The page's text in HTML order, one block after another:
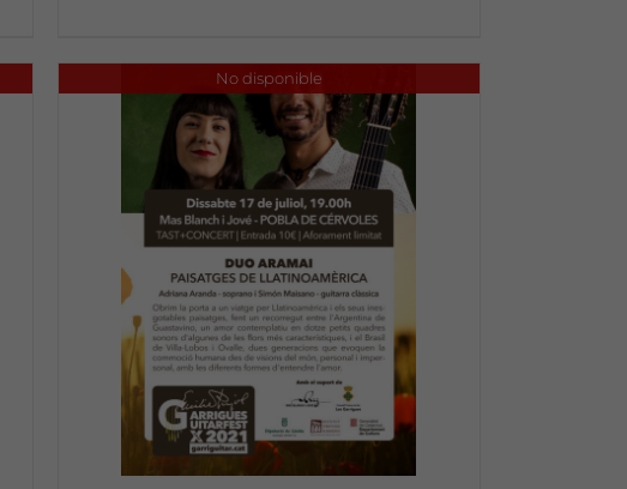
No disponible